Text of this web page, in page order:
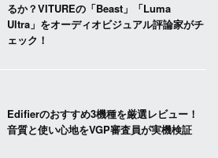
るか？VITUREの「Beast」「Luma
Ultra」をオーディオビジュアル評論家がチ
ェック！
Edifierのおすすめ3機種を厳選レビュー！
音質と使い心地をVGP審査員が実機検証